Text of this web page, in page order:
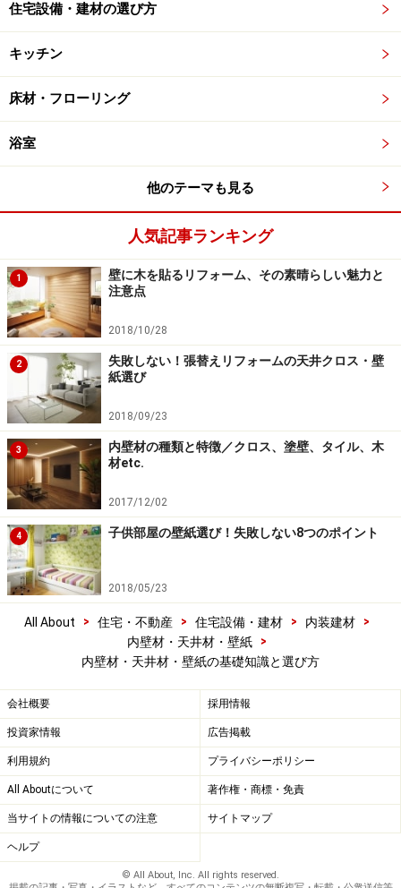
住宅設備・建材の選び方
キッチン
床材・フローリング
浴室
他のテーマも見る
人気記事ランキング
1
壁に木を貼るリフォーム、その素晴らしい魅力と
注意点
2018/10/28
2
失敗しない！張替えリフォームの天井クロス・壁
紙選び
2018/09/23
3
内壁材の種類と特徴／クロス、塗壁、タイル、木
材etc.
2017/12/02
4 子供部屋の壁紙選び！失敗しない8つのポイント
2018/05/23
All About > 住宅・不動産 > 住宅設備・建材 > 内装建材
>
内壁材・天井材・壁紙
>
内壁材・天井材・壁紙の基礎知識と選び方
会社概要 採用情報
投資家情報 広告掲載
利用規約 プライバシーポリシー
All Aboutについて 著作権・商標・免責
当サイトの情報についての注意 サイトマップ
ヘルプ
© All About, Inc. All rights reserved.